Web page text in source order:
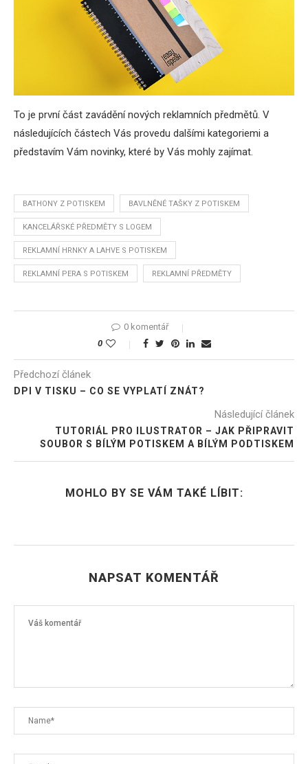
To je první část zavádění nových reklamních předmětů. V
následujících částech Vás provedu dalšími kategoriemi a
představím Vám novinky, které by Vás mohly zajímat.
BATHONY Z POTISKEM BAVLNĚNÉ TAŠKY Z POTISKEM
KANCELÁŘSKÉ PŘEDMĚTY S LOGEM
REKLAMNÍ HRNKY A LAHVE S POTISKEM
REKLAMNÍ PERA S POTISKEM REKLAMNÍ PŘEDMĚTY
0 komentář
0
Předchozí článek
DPI V TISKU – CO SE VYPLATÍ ZNÁT?
Následující článek
TUTORIÁL PRO ILUSTRATOR – JAK PŘIPRAVIT
SOUBOR S BÍLÝM POTISKEM A BÍLÝM PODTISKEM
MOHLO BY SE VÁM TAKÉ LÍBIT:
NAPSAT KOMENTÁŘ